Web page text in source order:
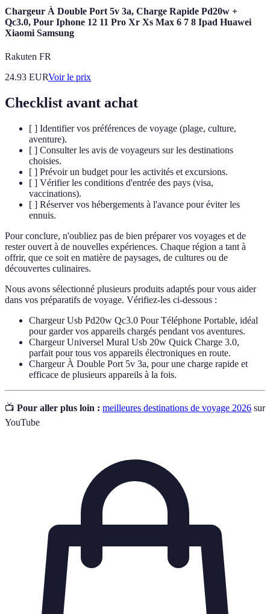
Chargeur À Double Port 5v 3a, Charge Rapide Pd20w +
Qc3.0, Pour Iphone 12 11 Pro Xr Xs Max 6 7 8 Ipad Huawei
Xiaomi Samsung
Rakuten FR
24.93 EURVoir le prix
Checklist avant achat
[ ] Identifier vos préférences de voyage (plage, culture,
aventure).
[ ] Consulter les avis de voyageurs sur les destinations
choisies.
[ ] Prévoir un budget pour les activités et excursions.
[ ] Vérifier les conditions d'entrée des pays (visa,
vaccinations).
[ ] Réserver vos hébergements à l'avance pour éviter les
ennuis.
Pour conclure, n'oubliez pas de bien préparer vos voyages et de
rester ouvert à de nouvelles expériences. Chaque région a tant à
offrir, que ce soit en matière de paysages, de cultures ou de
découvertes culinaires.
Nous avons sélectionné plusieurs produits adaptés pour vous aider
dans vos préparatifs de voyage. Vérifiez-les ci-dessous :
Chargeur Usb Pd20w Qc3.0 Pour Téléphone Portable, idéal
pour garder vos appareils chargés pendant vos aventures.
Chargeur Universel Mural Usb 20w Quick Charge 3.0,
parfait pour tous vos appareils électroniques en route.
Chargeur À Double Port 5v 3a, pour une charge rapide et
efficace de plusieurs appareils à la fois.
📺 Pour aller plus loin : meilleures destinations de voyage 2026 sur
YouTube